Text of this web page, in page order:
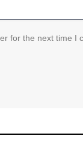
for the next time I